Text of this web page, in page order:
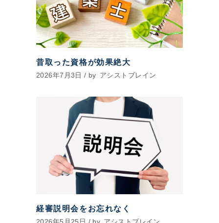
昔取った資格が効果絶大
2026年7月3日 by アシストブレイン
経審説明会をお忘れなく